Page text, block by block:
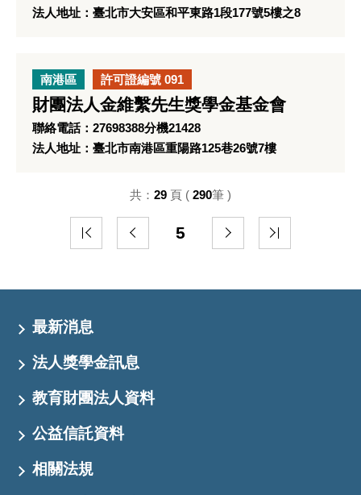
法人地址：臺北市大安區和平東路1段177號5樓之8
南港區 許可證編號 091
財團法人金維繫先生獎學金基金會
聯絡電話：27698388分機21428
法人地址：臺北市南港區重陽路125巷26號7樓
5
共： 29 頁 ( 290筆 )
最新消息
法人獎學金訊息
教育財團法人資料
公益信託資料
相關法規